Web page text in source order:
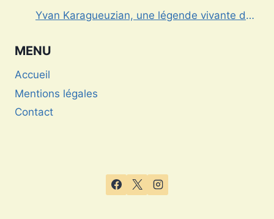
Yvan Karagueuzian, une légende vivante de
MENU
Accueil
Mentions légales
Contact